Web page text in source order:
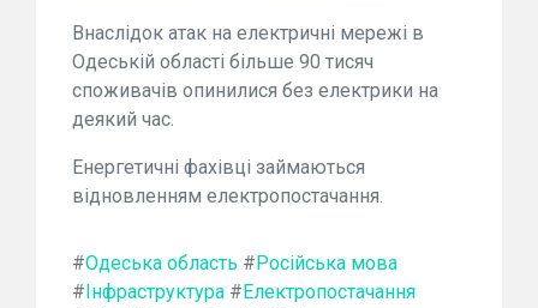
Внаслідок атак на електричні мережі в
Одеській області більше 90 тисяч
споживачів опинилися без електрики на
деякий час.
Енергетичні фахівці займаються
відновленням електропостачання.
#Одеська область # Російська мова
# Інфраструктура # Електропостачання